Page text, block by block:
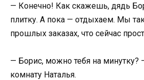
— Конечно! Как скажешь, дядь
плитку. А пока — отдыхаем. Мы
прошлых заказах, что сейчас
— Борис, можно тебя на минутку?
комнату Наталья.